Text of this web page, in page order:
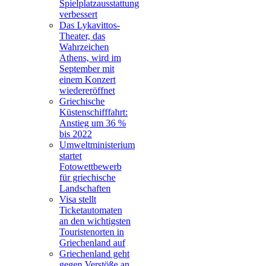
Spielplatzausstattung
verbessert
Das Lykavittos-
Theater, das
Wahrzeichen
Athens, wird im
September mit
einem Konzert
wiedereröffnet
Griechische
Küstenschifffahrt:
Anstieg um 36 %
bis 2022
Umweltministerium
startet
Fotowettbewerb
für griechische
Landschaften
Visa stellt
Ticketautomaten
an den wichtigsten
Touristenorten in
Griechenland auf
Griechenland geht